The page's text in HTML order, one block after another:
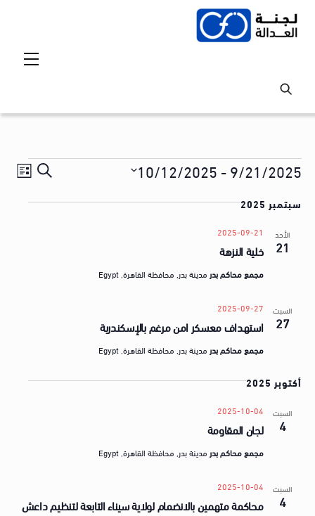
Skip
Events
Events
S
ق
ا
ي
9/21/2025
-
10/12/2025
e
.
سبتمبر 2025
الأحد
21 خلية النزهة
2025-09-21
مجمع محاكم بدر مدينة بدر, محافظة القاهرة, Egypt
السبت
27 استهداف معسكر امن مرغم بالإسكندرية
2025-09-27
مجمع محاكم بدر مدينة بدر, محافظة القاهرة, Egypt
أكتوبر 2025
السبت
4 لجان المقاومة
2025-10-04
مجمع محاكم بدر مدينة بدر, محافظة القاهرة, Egypt
السبت
4 محاكمة متهمين بالانضمام لولاية سيناء التابعة لتنظيم داعش
2025-10-04